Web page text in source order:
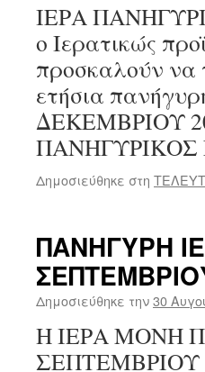
ΙΕΡΑ
ο Ιερατικώς
προσκαλούν να
ετήσια
ΔΕΚΕΜΒΡΙΟΥ
Δημοσιεύθηκε στη
ΠΑΝΗΓΥΡΗ
Δημοσιεύθηκε την30
Η ΙΕΡΑ ΜΟΝΗ
ΣΕΠΤΕΜΒΡΙΟΥ